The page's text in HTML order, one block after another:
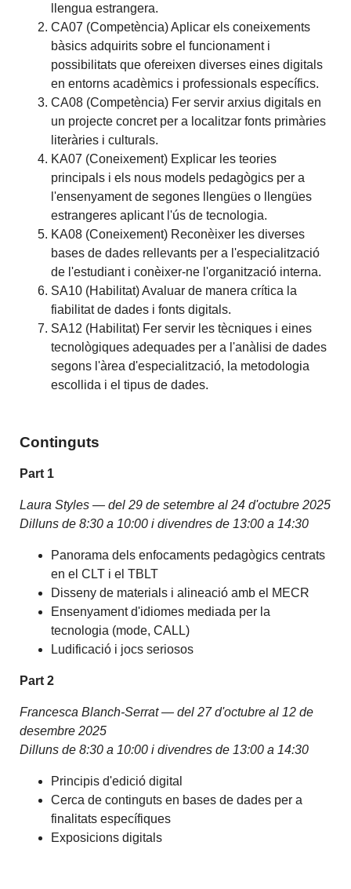
llengua estrangera.
CA07 (Competència) Aplicar els coneixements
bàsics adquirits sobre el funcionament i
possibilitats que ofereixen diverses eines digitals
en entorns acadèmics i professionals específics.
CA08 (Competència) Fer servir arxius digitals en
un projecte concret per a localitzar fonts primàries
literàries i culturals.
KA07 (Coneixement) Explicar les teories
principals i els nous models pedagògics per a
l'ensenyament de segones llengües o llengües
estrangeres aplicant l'ús de tecnologia.
KA08 (Coneixement) Reconèixer les diverses
bases de dades rellevants per a l'especialització
de l'estudiant i conèixer-ne l'organització interna.
SA10 (Habilitat) Avaluar de manera crítica la
fiabilitat de dades i fonts digitals.
SA12 (Habilitat) Fer servir les tècniques i eines
tecnològiques adequades per a l'anàlisi de dades
segons l'àrea d'especialització, la metodologia
escollida i el tipus de dades.
Continguts
Part 1
Laura Styles — del 29 de setembre al 24 d'octubre 2025
Dilluns de 8:30 a 10:00 i divendres de 13:00 a 14:30
Panorama dels enfocaments pedagògics centrats
en el CLT i el TBLT
Disseny de materials i alineació amb el MECR
Ensenyament d'idiomes mediada per la
tecnologia (mode, CALL)
Ludificació i jocs seriosos
Part 2
Francesca Blanch-Serrat —del 27 d'octubre al 12 de
desembre 2025
Dilluns de 8:30 a 10:00 i divendres de 13:00 a 14:30
Principis d'edició digital
Cerca de continguts en bases de dades per a
finalitats específiques
Exposicions digitals